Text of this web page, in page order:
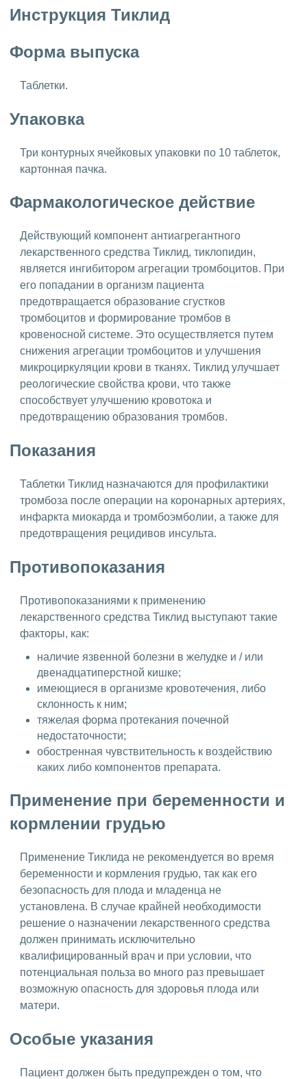
Инструкция Тиклид
Форма выпуска
Таблетки.
Упаковка
Три контурных ячейковых упаковки по 10 таблеток,
картонная пачка.
Фармакологическое действие
Действующий компонент антиагрегантного
лекарственного средства Тиклид, тиклопидин,
является ингибитором агрегации тромбоцитов. При
его попадании в организм пациента
предотвращается образование сгустков
тромбоцитов и формирование тромбов в
кровеносной системе. Это осуществляется путем
снижения агрегации тромбоцитов и улучшения
микроциркуляции крови в тканях. Тиклид улучшает
реологические свойства крови, что также
способствует улучшению кровотока и
предотвращению образования тромбов.
Показания
Таблетки Тиклид назначаются для профилактики
тромбоза после операции на коронарных артериях,
инфаркта миокарда и тромбоэмболии, а также для
предотвращения рецидивов инсульта.
Противопоказания
Противопоказаниями к применению
лекарственного средства Тиклид выступают такие
факторы, как:
наличие язвенной болезни в желудке и / или
двенадцатиперстной кишке;
имеющиеся в организме кровотечения, либо
склонность к ним;
тяжелая форма протекания почечной
недостаточности;
обостренная чувствительность к воздействию
каких либо компонентов препарата.
Применение при беременности и
кормлении грудью
Применение Тиклида не рекомендуется во время
беременности и кормления грудью, так как его
безопасность для плода и младенца не
установлена. В случае крайней необходимости
решение о назначении лекарственного средства
должен принимать исключительно
квалифицированный врач и при условии, что
потенциальная польза во много раз превышает
возможную опасность для здоровья плода или
матери.
Особые указания
Пациент должен быть предупрежден о том, что